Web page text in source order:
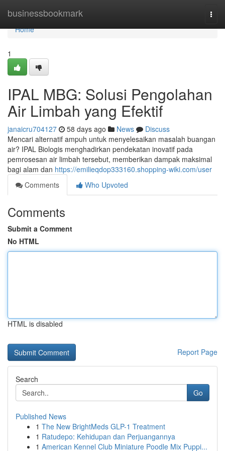
businessbookmark
Home
Home
1
IPAL MBG: Solusi Pengolahan
Air Limbah yang Efektif
janaicru704127 58 days ago News
Discuss
Mencari alternatif ampuh untuk menyelesaikan masalah buangan
air? IPAL Biologis menghadirkan pendekatan inovatif pada
pemrosesan air limbah tersebut, memberikan dampak maksimal
bagi alam dan https://emilieqdop333160.shopping-wiki.com/user
Comments
Who Upvoted
Comments
Submit a Comment
No HTML
HTML is disabled
Report Page
Search
Go
Published News
1 The New BrightMeds GLP-1 Treatment
1 Ratudepo: Kehidupan dan Perjuangannya
1 American Kennel Club Miniature Poodle Mix Puppi...